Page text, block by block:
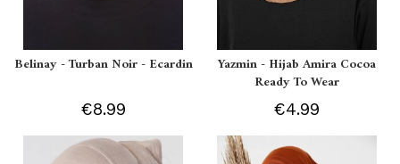
Belinay - Turban Noir - Ecardin
€8.99
Yazmin - Hijab Amira Cocoa
Ready To Wear
€4.99